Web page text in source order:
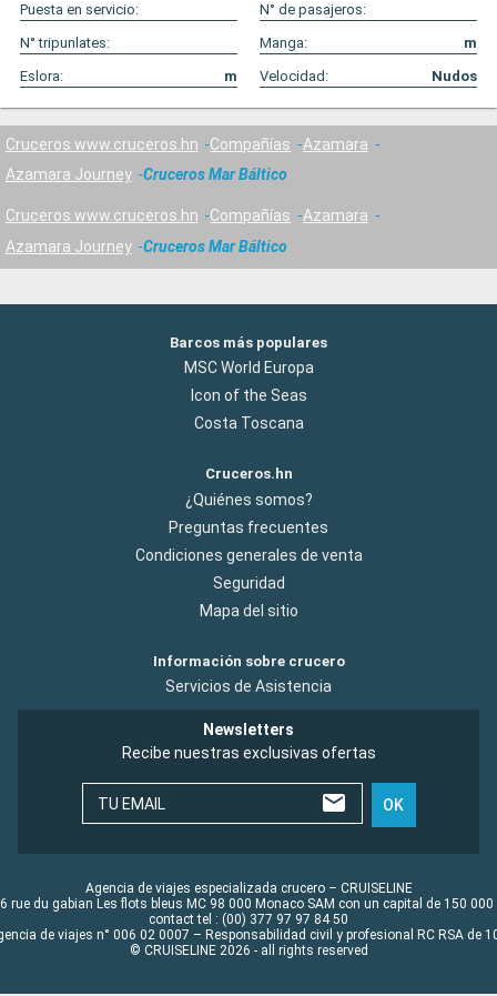
Puesta en servicio:
N° de pasajeros:
N° tripunlates:
Manga:
m
Eslora:
m Velocidad: Nudos
Cruceros www.cruceros.hn Compañías
Azamara
Azamara Journey
Cruceros Mar Báltico
Cruceros www.cruceros.hn Compañías
Azamara
Azamara Journey
Cruceros Mar Báltico
Barcos más populares
MSC World Europa
Icon of the Seas
Costa Toscana
Cruceros.hn
¿Quiénes somos?
Preguntas frecuentes
Condiciones generales de venta
Seguridad
Mapa del sitio
Información sobre crucero
Servicios de Asistencia
Newsletters
Recibe nuestras exclusivas ofertas
TU EMAIL OK
Agencia de viajes especializada crucero – CRUISELINE
rue du gabian Les flots bleus MC 98 000 Monaco SAM con un capital de 150 000
contact tel : (00) 377 97 97 84 50
de viajes n° 006 02 0007 – Responsabilidad civil y profesional RC RSA de
© CRUISELINE 2026 - all rights reserved